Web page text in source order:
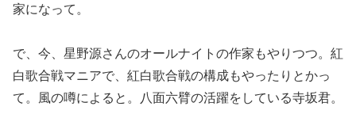
家になって。
で、今、星野源さんのオールナイトの作家もやりつつ。紅
白歌合戦マニアで、紅白歌合戦の構成もやったりとかっ
て。風の噂によると。八面六臂の活躍をしている寺坂君。